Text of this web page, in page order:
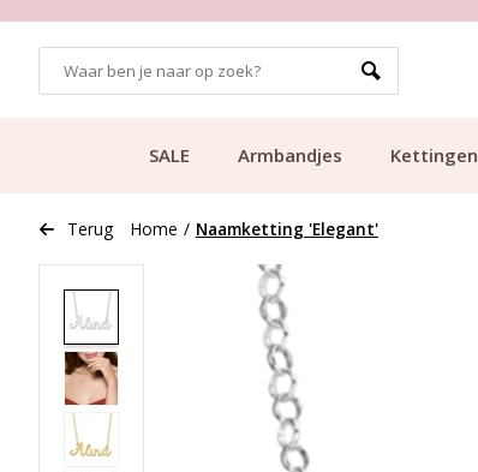
SALE Armbandjes Kettingen
Terug Home / Naamketting 'Elegant'